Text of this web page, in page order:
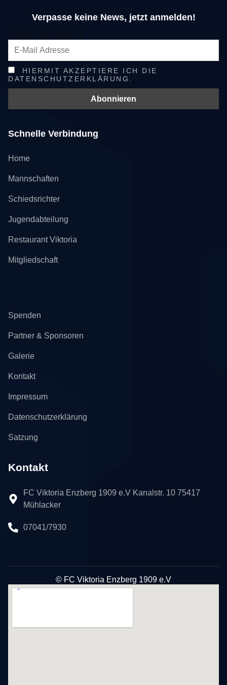
Verpasse keine News, jetzt anmelden!
HIERMIT AKZEPTIERE ICH DIE
DATENSCHUTZERKLÄRUNG.
Schnelle Verbindung
Home
Mannschaften
Schiedsrichter
Jugendabteilung
Restaurant Viktoria
Mitgliedschaft
Spenden
Partner & Sponsoren
Galerie
Kontakt
Impressum
Datenschutzerklärung
Satzung
Kontakt
FC Viktoria Enzberg 1909 e.V Kanalstr. 10 75417
Mühlacker
07041/7930
© FC Viktoria Enzberg 1909 e.V